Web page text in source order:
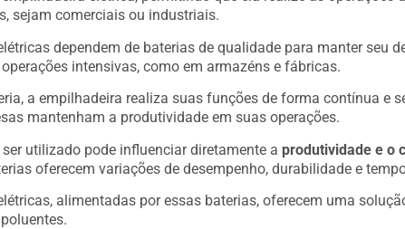
sejam comerciais ou industriais.
dependem de baterias de qualidade para manter seu
intensivas, como em armazéns e fábricas.
a empilhadeira realiza suas funções de forma contínua e
mantenham a produtividade em suas operações.
utilizado pode influenciar diretamente a produtividade e o
oferecem variações de desempenho, durabilidade e
alimentadas por essas baterias, oferecem uma